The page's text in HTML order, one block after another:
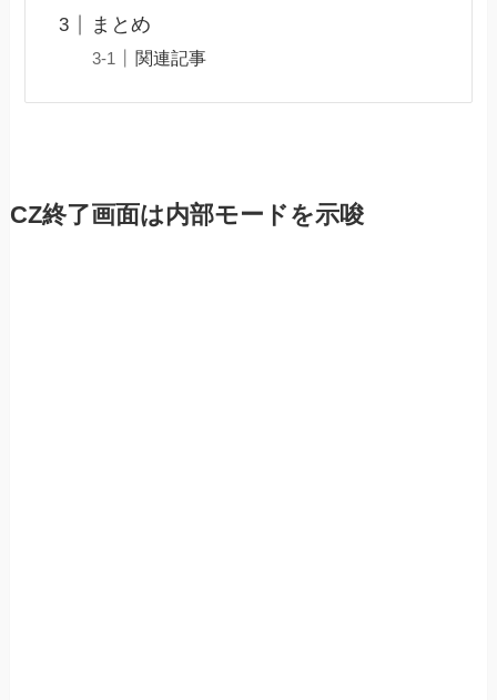
まとめ
関連記事
CZ終了画面は内部モードを示唆